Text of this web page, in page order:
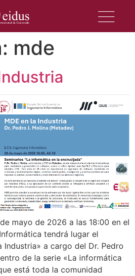
mde
mayo de 2026 a las 18:00 en el
tendrá lugar el
Industria» a cargo del Dr. Pedro
de la serie «La informática
está toda la comunidad